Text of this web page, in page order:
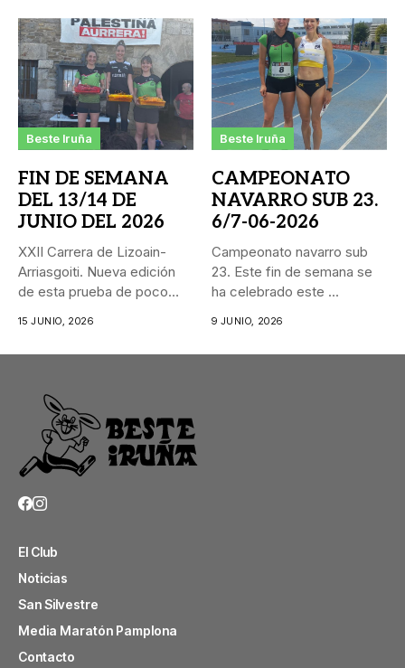
Beste Iruña
FIN DE SEMANA
DEL 13/14 DE
JUNIO DEL 2026
XXII Carrera de Lizoain-
Arriasgoiti. Nueva edición
de esta prueba de poco
15 JUNIO, 2026
Beste Iruña
CAMPEONATO
NAVARRO SUB 23.
6/7-06-2026
Campeonato navarro sub
23. Este fin de semana se
ha celebrado este ...
9 JUNIO, 2026
El Club
Noticias
San Silvestre
Media Maratón Pamplona
Contacto